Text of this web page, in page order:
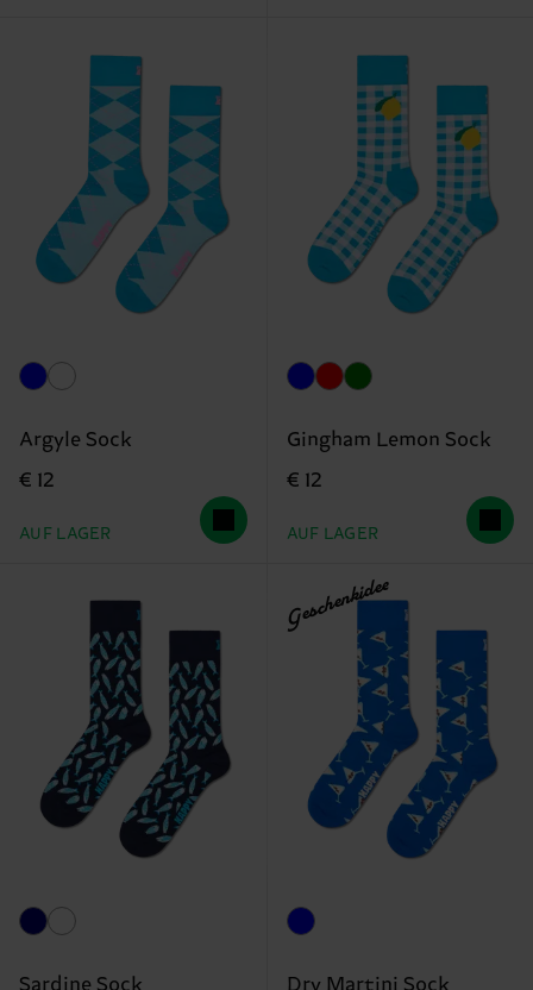
Argyle Sock
€ 12
AUF LAGER
Gingham Lemon Sock
€ 12
AUF LAGER
Sardine Sock
Geschenkidee
Dry Martini Sock